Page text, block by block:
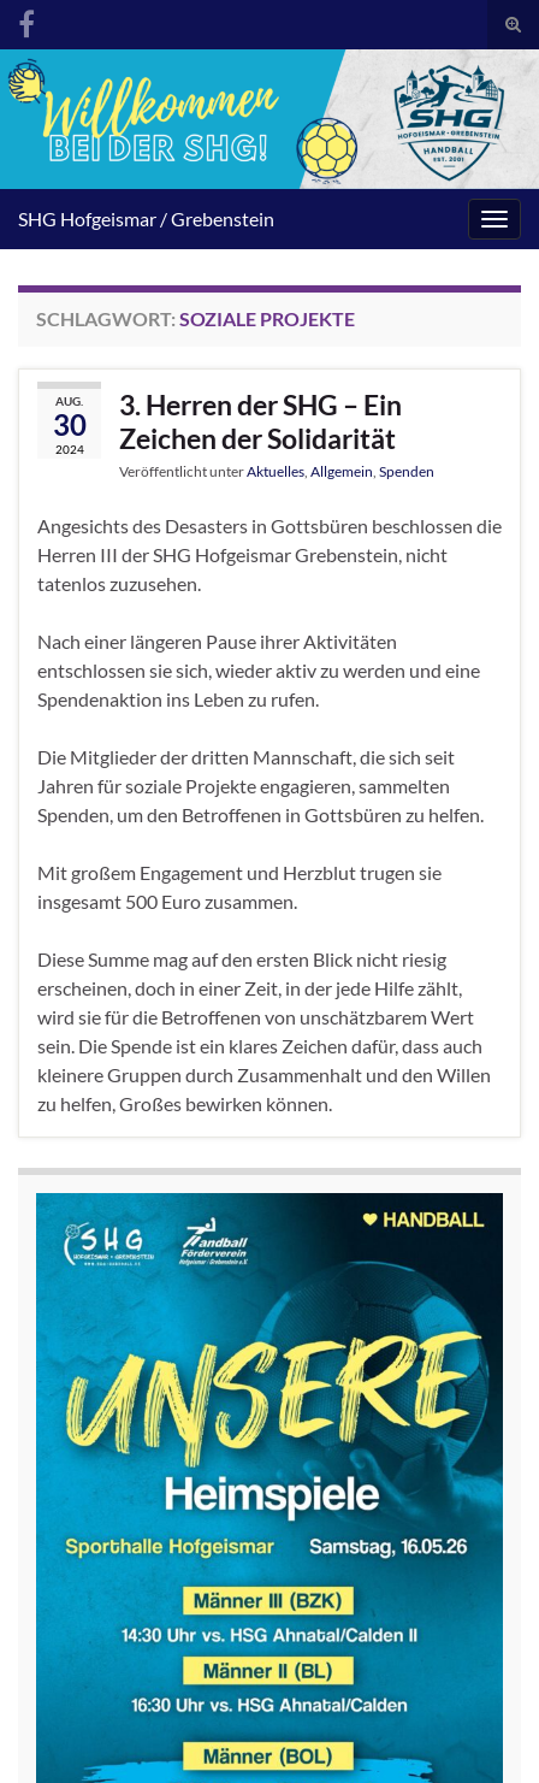
SHG Hofgeismar / Grebenstein
SCHLAGWORT: SOZIALE PROJEKTE
AUG.
30
2024
3. Herren der SHG – Ein
Zeichen der Solidarität
Veröffentlicht unterAktuelles, Allgemein, Spenden
Angesichts des Desasters in Gottsbüren beschlossen die
Herren III der SHG Hofgeismar Grebenstein, nicht
tatenlos zuzusehen.
Nach einer längeren Pause ihrer Aktivitäten
entschlossen sie sich, wieder aktiv zu werden und eine
Spendenaktion ins Leben zu rufen.
Die Mitglieder der dritten Mannschaft, die sich seit
Jahren für soziale Projekte engagieren, sammelten
Spenden, um den Betroffenen in Gottsbüren zu helfen.
Mit großem Engagement und Herzblut trugen sie
insgesamt 500 Euro zusammen.
Diese Summe mag auf den ersten Blick nicht riesig
erscheinen, doch in einer Zeit, in der jede Hilfe zählt,
wird sie für die Betroffenen von unschätzbarem Wert
sein. Die Spende ist ein klares Zeichen dafür, dass auch
kleinere Gruppen durch Zusammenhalt und den Willen
zu helfen, Großes bewirken können.